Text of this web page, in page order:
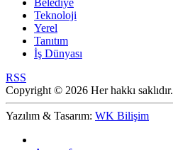
Belediye
Teknoloji
Yerel
Tanıtım
İş Dünyası
RSS
Copyright © 2026 Her hakkı saklıdır.
Yazılım & Tasarım: WK Bilişim